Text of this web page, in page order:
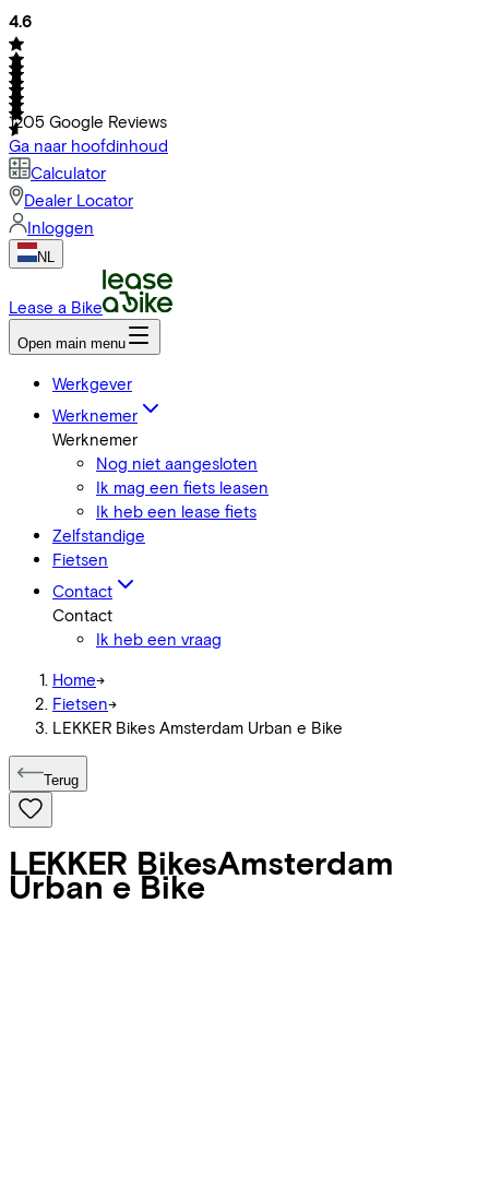
4.6
1205 Google Reviews
Ga naar hoofdinhoud
Calculator
Dealer Locator
Inloggen
NL
Lease a Bike
Open main menu
Werkgever
Werknemer
Werknemer
Nog niet aangesloten
Ik mag een fiets leasen
Ik heb een lease fiets
Zelfstandige
Fietsen
Contact
Contact
Ik heb een vraag
Home->
Fietsen->
LEKKER Bikes Amsterdam Urban e Bike
Terug
LEKKER BikesAmsterdam
Urban e Bike